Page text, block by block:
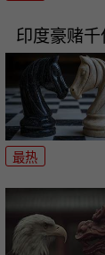
印度豪赌千
最热